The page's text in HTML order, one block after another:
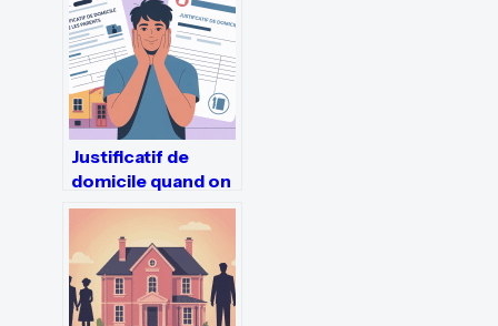
Justificatif de
domicile quand on
habite chez ses
parents : solutions
simples et
acceptées